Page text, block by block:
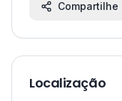
Compartilhe
Localização